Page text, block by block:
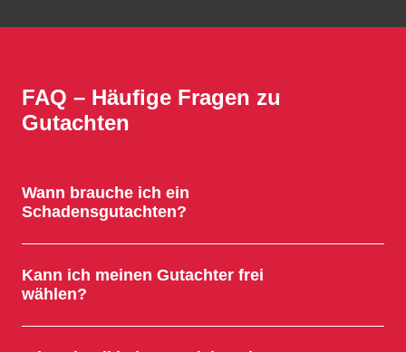
FAQ – Häufige Fragen zu
Gutachten
Wann brauche ich ein
Schadensgutachten?
Kann ich meinen Gutachter frei
wählen?